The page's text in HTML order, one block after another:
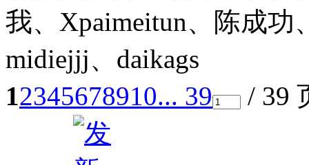
我、Xpaimeitun、陈成功
midiejjj、daikags
12345678910... 39 / 39